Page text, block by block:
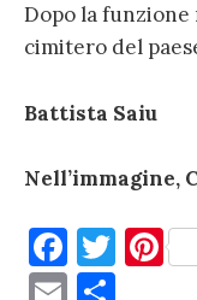
Dopo la
cimitero del
Battista Saiu
Nell’immagine,
F
a
T Pi